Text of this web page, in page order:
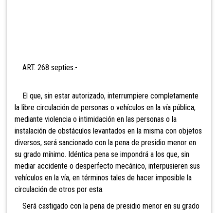
ART. 268 septies.-
El que, sin estar autorizado, interrumpiere completamente
la libre circulación de personas o vehículos en la vía pública,
mediante violencia o intimidación en las personas o la
instalación de obstáculos levantados en la misma con objetos
diversos, será sancionado con la pena de presidio menor en
su grado mínimo. Idéntica pena se impondrá a los que, sin
mediar accidente o desperfecto mecánico, interpusieren sus
vehículos en la vía, en términos tales de hacer imposible la
circulación de otros por esta.
Será castigado con la pena de presidio menor en su grado